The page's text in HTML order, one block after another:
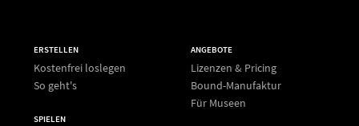
ERSTELLEN
Kostenfrei loslegen
So geht's
SPIELEN
ANGEBOTE
Lizenzen & Pricing
Bound-Manufaktur
Für Museen